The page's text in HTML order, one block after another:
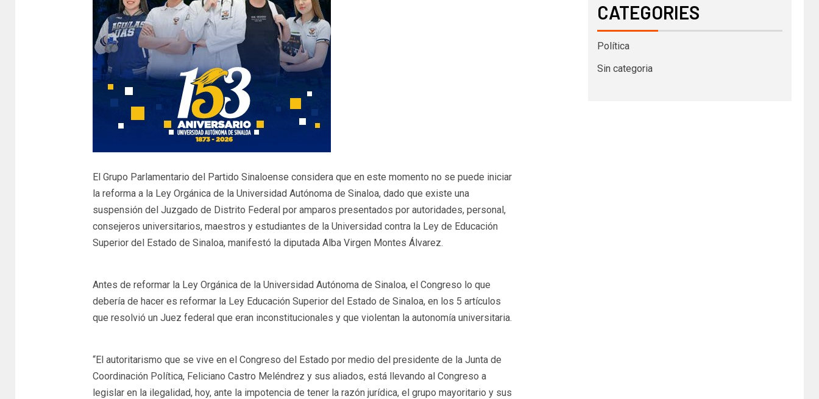
El Grupo Parlamentario del Partido Sinaloense considera que en este momento no se puede iniciar
la reforma a la Ley Orgánica de la Universidad Autónoma de Sinaloa, dado que existe una
suspensión del Juzgado de Distrito Federal por amparos presentados por autoridades, personal,
consejeros universitarios, maestros y estudiantes de la Universidad contra la Ley de Educación
Superior del Estado de Sinaloa, manifestó la diputada Alba Virgen Montes Álvarez.
Antes de reformar la Ley Orgánica de la Universidad Autónoma de Sinaloa, el Congreso lo que
debería de hacer es reformar la Ley Educación Superior del Estado de Sinaloa, en los 5 artículos
que resolvió un Juez federal que eran inconstitucionales y que violentan la autonomía universitaria.
“El autoritarismo que se vive en el Congreso del Estado por medio del presidente de la Junta de
Coordinación Política, Feliciano Castro Meléndrez y sus aliados, está llevando al Congreso a
legislar en la ilegalidad, hoy, ante la impotencia de tener la razón jurídica, el grupo mayoritario y sus
CATEGORIES
Política
Sin categoria